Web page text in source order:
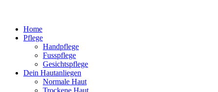
Home
Pflege
Handpflege
Fusspflege
Gesichtspflege
Dein Hautanliegen
Normale Haut
Trockene Haut